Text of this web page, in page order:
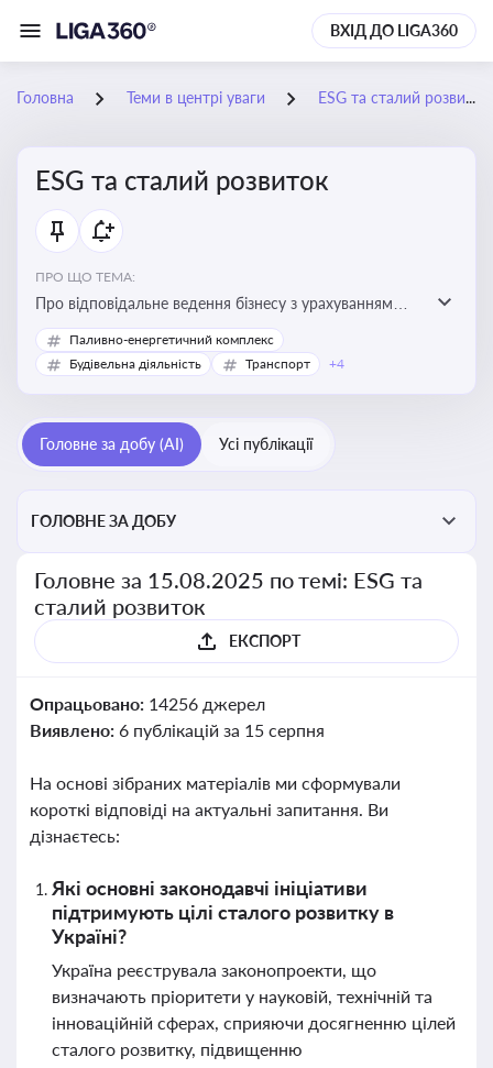
ВХІД ДО LIGA360
Головна Теми в центрі уваги ESG та сталий розвиток
ESG та сталий розвиток
ПРО ЩО ТЕМА:
Про відповідальне ведення бізнесу з урахуванням
екологічних, соціальних та управлінських факторів
для досягнення довгострокової сталості
Паливно-енергетичний комплекс
Будівельна діяльність
Транспорт +4
Головне за добу (AI) Усі публікації
ГОЛОВНЕ ЗА ДОБУ
Головне за 15.08.2025 по темі: ESG та
сталий розвиток
ЕКСПОРТ
Опрацьовано: 14256 джерел
Виявлено: 6 публікацій за 15 серпня
На основі зібраних матеріалів ми сформували
короткі відповіді на актуальні запитання. Ви
дізнаєтесь:
Які основні законодавчі ініціативи
підтримують цілі сталого розвитку в
Україні?
Україна реєструвала законопроекти, що
визначають пріоритети у науковій, технічній та
інноваційній сферах, сприяючи досягненню цілей
сталого розвитку, підвищенню